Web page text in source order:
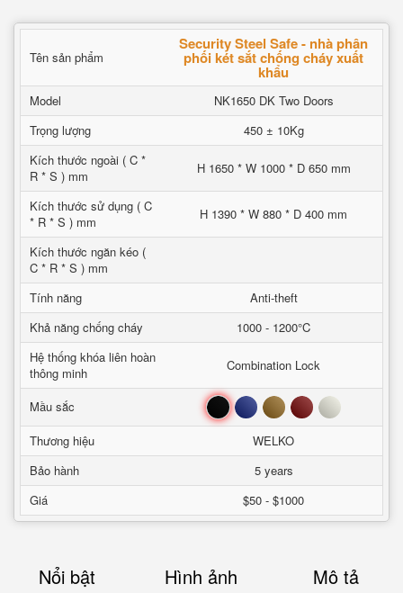
Tên sản phẩm
Security Steel Safe - nhà phân
phối két sắt chống cháy xuất
khẩu
Model
NK1650 DK Two Doors
Trọng lượng
450 ± 10Kg
Kích thước ngoài ( C *
R * S ) mm
H 1650 * W 1000 * D 650 mm
Kích thước sử dụng ( C
* R * S ) mm
H 1390 * W 880 * D 400 mm
Kích thước ngăn kéo (
C * R * S ) mm
Tính năng
Anti-theft
Khả năng chống cháy
1000 - 1200°C
Hệ thống khóa liên hoàn
thông minh
Combination Lock
Mầu sắc Đen Xanh Nâu Đỏ Trắng
Thương hiệu
WELKO
Bảo hành
5 years
Giá
$50 - $1000
Nổi bật Hình ảnh Mô tả